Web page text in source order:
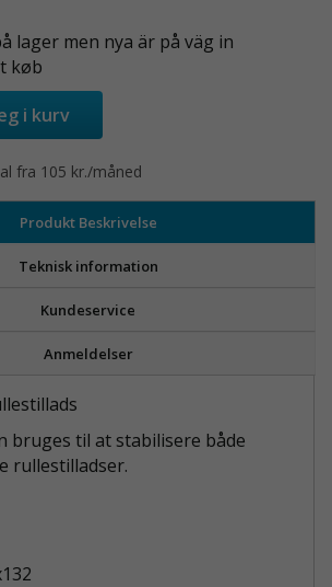
lager men nya är på väg in
køb
i kurv
fra 105 kr./måned
Produkt Beskrivelse
Teknisk information
Kundeservice
Anmeldelser
bruges til at stabilisere både
rullestilladser.